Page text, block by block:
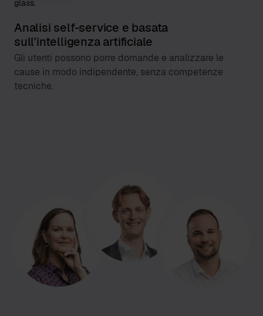
Analisi self-service e basata
sull'intelligenza artificiale
Gli utenti possono porre domande e analizzare le
cause in modo indipendente, senza competenze
tecniche.